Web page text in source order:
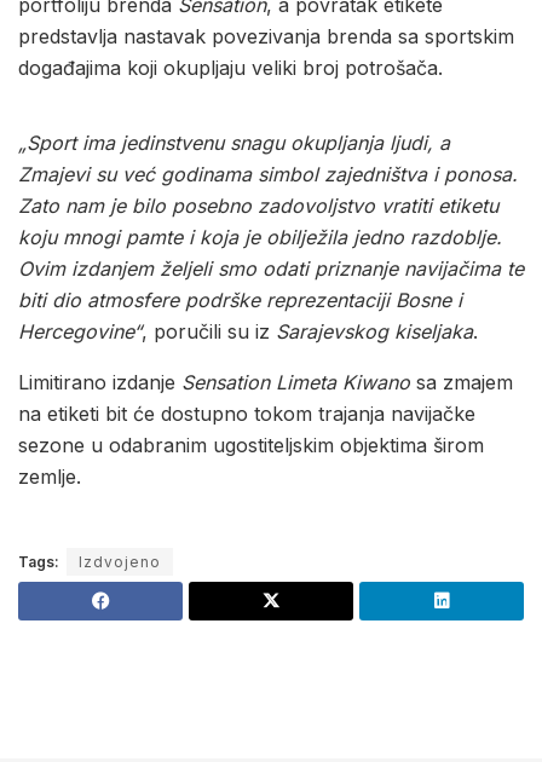
predstavlja nastavak povezivanja brenda sa sportskim
događajima koji okupljaju veliki broj potrošača.
„Sport ima jedinstvenu snagu okupljanja ljudi, a
Zmajevi su već godinama simbol zajedništva i ponosa.
Zato nam je bilo posebno zadovoljstvo vratiti etiketu
koju mnogi pamte i koja je obilježila jedno razdoblje.
Ovim izdanjem željeli smo odati priznanje navijačima te
biti dio atmosfere podrške reprezentaciji Bosne i
Hercegovine“, poručili su iz Sarajevskog kiseljaka.
Limitirano izdanje Sensation Limeta Kiwano sa zmajem
na etiketi bit će dostupno tokom trajanja navijačke
sezone u odabranim ugostiteljskim objektima širom
zemlje.
Tags: Izdvojeno